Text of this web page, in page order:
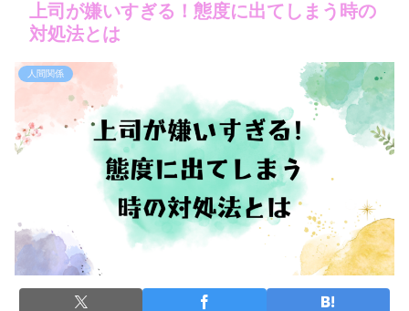
上司が嫌いすぎる！態度に出てしまう時の
対処法とは
人間関係